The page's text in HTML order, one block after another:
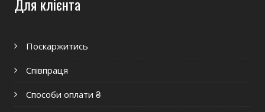
Поскаржитись
Співпраця
Способи оплати ₴